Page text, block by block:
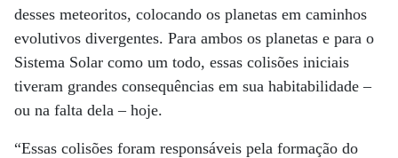
desses meteoritos, colocando os planetas em caminhos
evolutivos divergentes. Para ambos os planetas e para o
Sistema Solar como um todo, essas colisões iniciais
tiveram grandes consequências em sua habitabilidade –
ou na falta dela – hoje.
“Essas colisões foram responsáveis ​​pela formação do